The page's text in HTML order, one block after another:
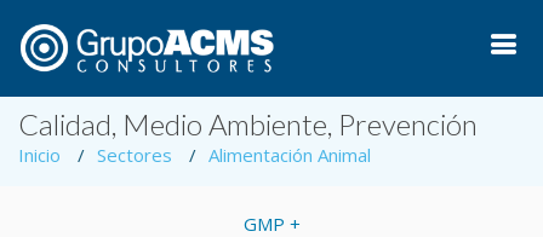
Calidad, Medio Ambiente, Prevención
Inicio Sectores Alimentación Animal
GMP +